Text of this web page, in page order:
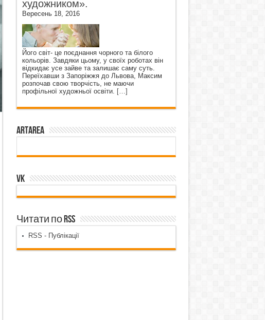
художником».
Вересень 18, 2016
Його світ- це поєднання чорного та білого
кольорів. Завдяки цьому, у своїх роботах він
відкидає усе зайве та залишає саму суть.
Переїхавши з Запоріжжя до Львова, Максим
розпочав свою творчість, не маючи
профільної художньої освіти. […]
ArtArea
VK
Читати по RSS
RSS - Публікації